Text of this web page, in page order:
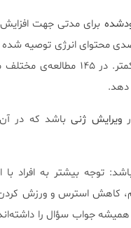
برای مدتی جهت افزایش
کاهش ۲۰ تا ۴۰ درصدی محتوای
کمتر، خطر مشکلات
دهد.
ویرایش ژنیباشد که در آن
توجه بیشتر به افراد
کاهش استرس و ورزش
جواب سؤال را